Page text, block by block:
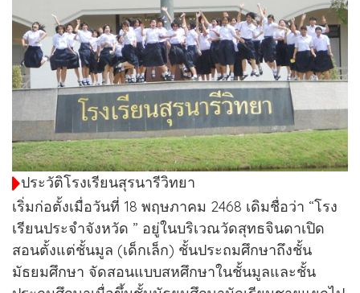
ประวัติโรงเรียนสุรนารีวิทยา
เริ่มก่อตั้งเมื่อวันที่ 18 พฤษภาคม 2468 เดิมชื่อว่า “โรง
เรียนประจําจังหวัด ” อยู่ในบริเวณวัดสุทธจินดาเปิด
สอนตั้งแต่ชั้นมูล (เด็กเล็ก) ชั้นประถมศึกษาถึงชั้น
มัธยมศึกษา จัดสอนแบบสหศึกษาในชั้นมูลและชั้น